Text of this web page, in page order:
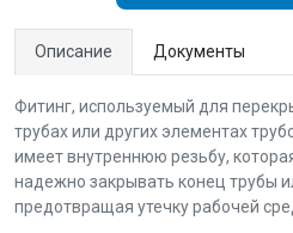
Описание Документы
Фитинг, используемый для
трубах или других элементах
имеет внутреннюю резьбу,
надежно закрывать конец трубы
предотвращая утечку рабочей